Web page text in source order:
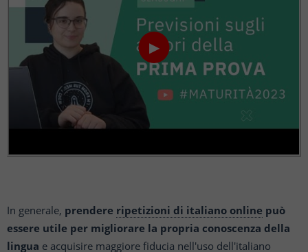
▶
In generale, prendere ripetizioni di italiano online può
essere utile per migliorare la propria conoscenza della
lingua e acquisire maggiore fiducia nell'uso dell'italiano